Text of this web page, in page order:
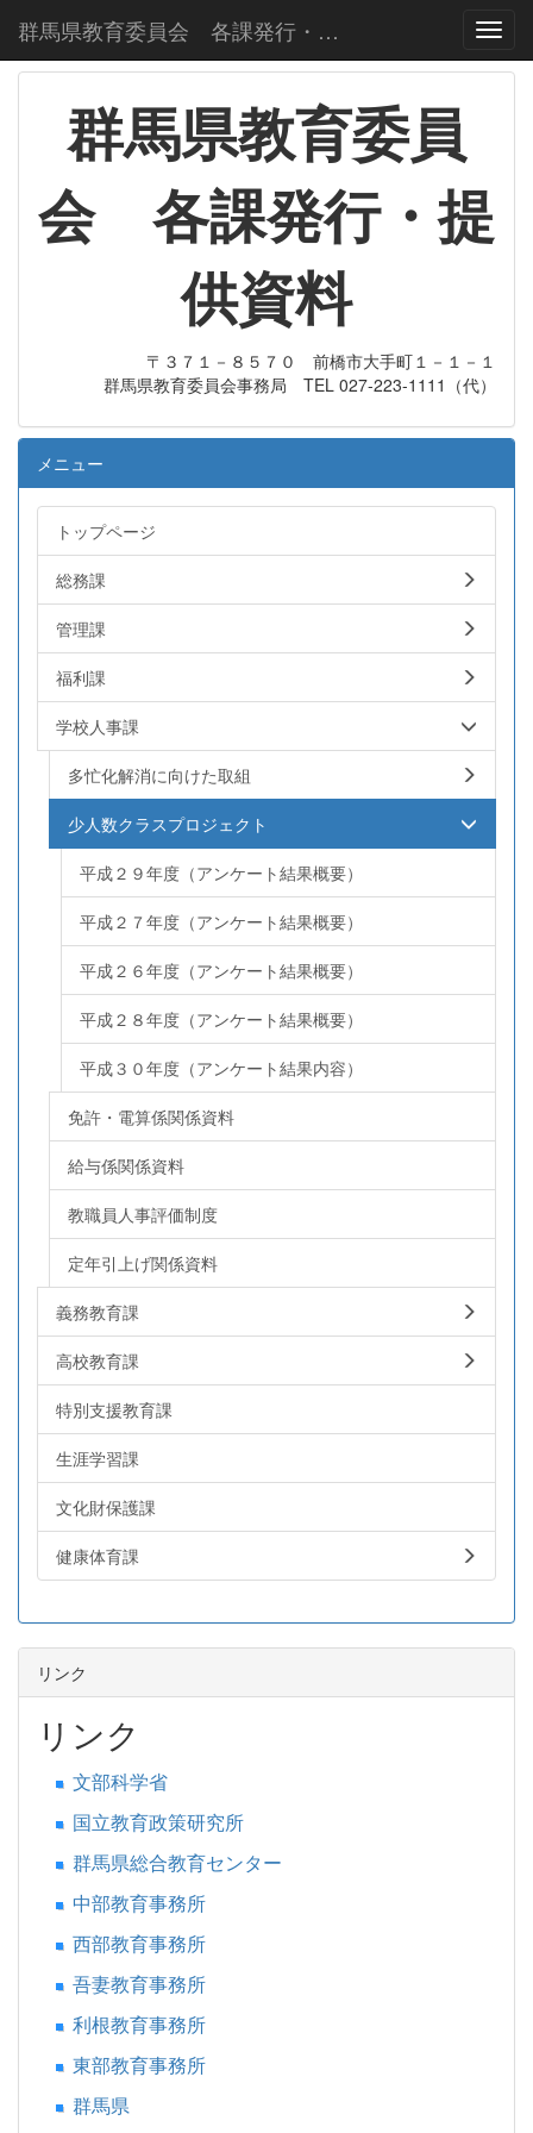
群馬県教育委員会 各課発行・提供資料
群馬県教育委員
会 各課発行・提
供資料
〒３７１－８５７０ 前橋市大手町１－１－１
群馬県教育委員会事務局 TEL 027-223-1111（代）
メニュー
トップページ
総務課
管理課
福利課
学校人事課
多忙化解消に向けた取組
少人数クラスプロジェクト
平成２９年度（アンケート結果概要）
平成２７年度（アンケート結果概要）
平成２６年度（アンケート結果概要）
平成２８年度（アンケート結果概要）
平成３０年度（アンケート結果内容）
免許・電算係関係資料
給与係関係資料
教職員人事評価制度
定年引上げ関係資料
義務教育課
高校教育課
特別支援教育課
生涯学習課
文化財保護課
健康体育課
リンク
リンク
文部科学省
国立教育政策研究所
群馬県総合教育センター
中部教育事務所
西部教育事務所
吾妻教育事務所
利根教育事務所
東部教育事務所
群馬県